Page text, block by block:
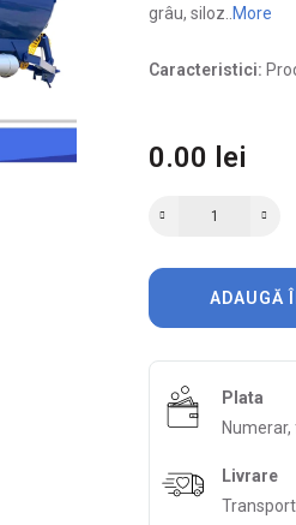
grâu, siloz.. More
Caracteristici:
0.00 lei
ADAUGĂ
Plata
Livrare